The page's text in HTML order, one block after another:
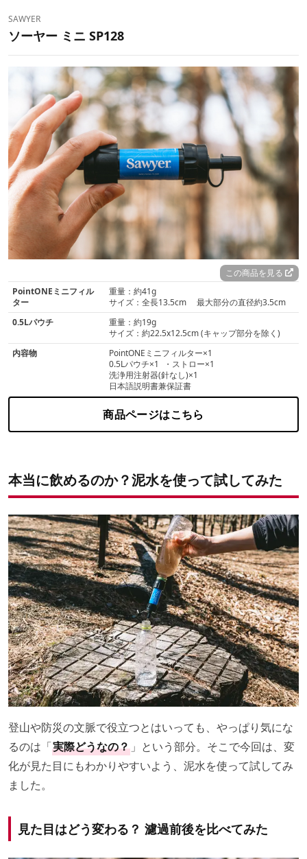
SAWYER
ソーヤー ミニ SP128
この商品を見る
PointONEミニフィル
ター
重量：約41g
サイズ：全長13.5cm 最大部分の直径約3.5cm
0.5Lパウチ
重量：約19g
サイズ：約22.5x12.5cm (キャップ部分を除く)
内容物
PointONEミニフィルター×1
0.5Lパウチ×1 ・ストロー×1
洗浄用注射器(針なし)×1
日本語説明書兼保証書
商品ページはこちら
本当に飲めるのか？泥水を使って試してみた
登山や防災の文脈で役立つとはいっても、やっぱり気にな
るのは「実際どうなの？ 」という部分。そこで今回は、変
化が見た目にもわかりやすいよう、泥水を使って試してみ
ました。
見た目はどう変わる？ 濾過前後を比べてみた